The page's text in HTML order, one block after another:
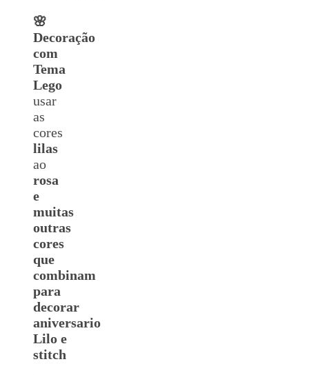
🌸
Decoração
com
Tema
Lego
usar
as
cores
lilas
ao
rosa
e
muitas
outras
cores
que
combinam
para
decorar
aniversario
Lilo e
stitch